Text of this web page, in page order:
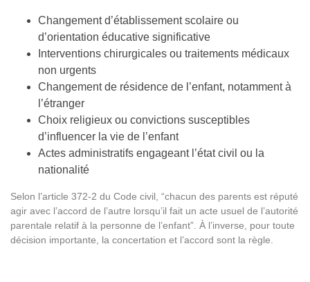
Changement d’établissement scolaire ou
d’orientation éducative significative
Interventions chirurgicales ou traitements médicaux
non urgents
Changement de résidence de l’enfant, notamment à
l’étranger
Choix religieux ou convictions susceptibles
d’influencer la vie de l’enfant
Actes administratifs engageant l’état civil ou la
nationalité
Selon l’article 372-2 du Code civil, “chacun des parents est réputé
agir avec l’accord de l’autre lorsqu’il fait un acte usuel de l’autorité
parentale relatif à la personne de l’enfant”. À l’inverse, pour toute
décision importante, la concertation et l’accord sont la règle.